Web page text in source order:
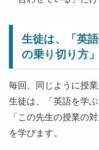
生徒は、「英
の乗り切り方
毎回、同じように授業
生徒は、「英語を学ぶ
「この先生の授業の対
を学びます。